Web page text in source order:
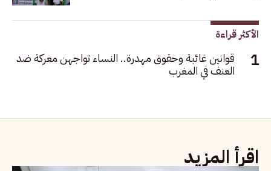
الأكثر قراءة
قوانين غائبة وحقوق مهدرة.. النساء تواجهن معركة ضد
العنف في المغرب
اقرأ المزيد